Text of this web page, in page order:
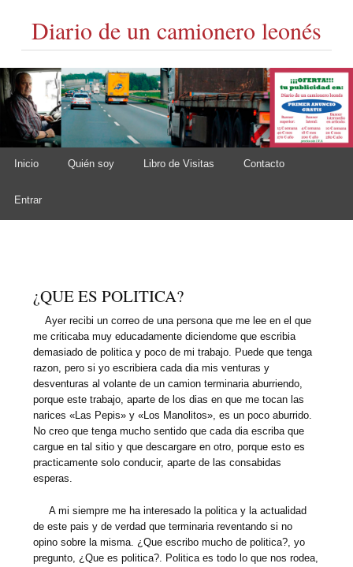
Diario de un camionero leonés
Main menu
Skip to content
Inicio Quién soy Libro de Visitas Contacto
Entrar
¿QUE ES POLITICA?
Ayer recibi un correo de una persona que me lee en el que
me criticaba muy educadamente diciendome que escribia
demasiado de politica y poco de mi trabajo. Puede que tenga
razon, pero si yo escribiera cada dia mis venturas y
desventuras al volante de un camion terminaria aburriendo,
porque este trabajo, aparte de los dias en que me tocan las
narices «Las Pepis» y «Los Manolitos», es un poco aburrido.
No creo que tenga mucho sentido que cada dia escriba que
cargue en tal sitio y que descargare en otro, porque esto es
practicamente solo conducir, aparte de las consabidas
esperas.
A mi siempre me ha interesado la politica y la actualidad
de este pais y de verdad que terminaria reventando si no
opino sobre la misma. ¿Que escribo mucho de politica?, yo
pregunto, ¿Que es politica?. Politica es todo lo que nos rodea,